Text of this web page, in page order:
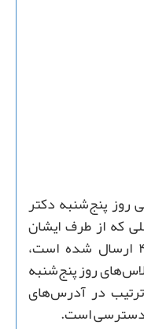
پنج‌شنبه دکتر
ایمیلی که از طرف ایشان
برای دانشجویان گروه‌های ۳ و ۴ ارسال شده است،
روز پنج‌شنبه
در آدرس‌های
دسترسی است.